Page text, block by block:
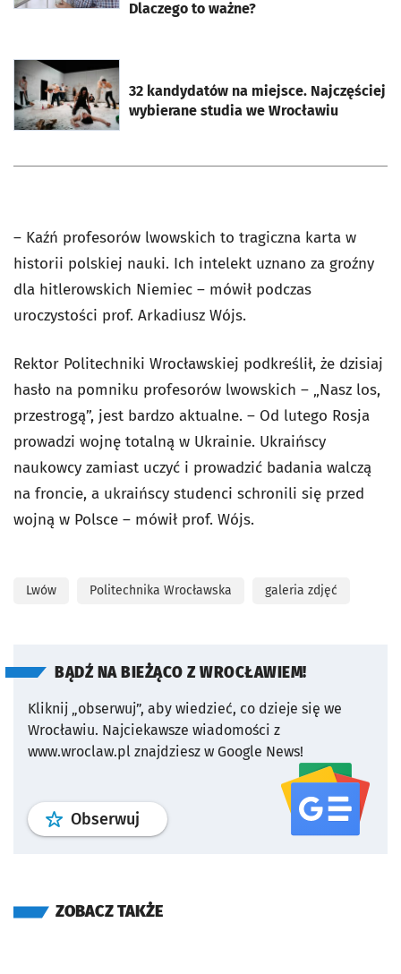
Dlaczego to ważne?
32 kandydatów na miejsce. Najczęściej
wybierane studia we Wrocławiu
otworzy się w nowej karcie
– Kaźń profesorów lwowskich to tragiczna karta w
historii polskiej nauki. Ich intelekt uznano za groźny
dla hitlerowskich Niemiec – mówił podczas
uroczystości prof. Arkadiusz Wójs.
Rektor Politechniki Wrocławskiej podkreślił, że dzisiaj
hasło na pomniku profesorów lwowskich – „Nasz los,
przestrogą”, jest bardzo aktualne. – Od lutego Rosja
prowadzi wojnę totalną w Ukrainie. Ukraińscy
naukowcy zamiast uczyć i prowadzić badania walczą
na froncie, a ukraińscy studenci schronili się przed
wojną w Polsce – mówił prof. Wójs.
Lwów Politechnika Wrocławska galeria zdjęć
BĄDŹ NA BIEŻĄCO Z WROCŁAWIEM!
Kliknij „obserwuj”, aby wiedzieć, co dzieje się we
Wrocławiu. Najciekawsze wiadomości z
www.wroclaw.pl znajdziesz w Google News!
Obserwuj profil serwisu
ZOBACZ TAKŻE